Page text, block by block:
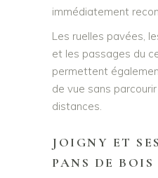
immédiatement
Les ruelles pavées,
et les passages du
permettent
de vue sans
distances.
JOIGNY ET
PANS DE BOIS